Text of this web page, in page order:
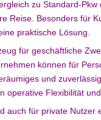
zu Standard-
Reise. Besonders für
praktische Lösung.
für geschäftliche
können für
und
operative Flexibilität
auch für private